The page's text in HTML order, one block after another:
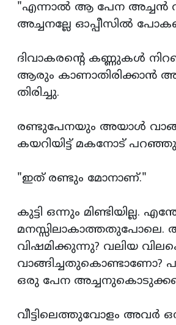
"എന്നാല്‍ ആ പേന അച്ചന്‍
അച്ചനല്ലേ ഓപ്പീസില്‍
ദിവാകരന്‍റെ കണ്ണുകള്‍
ആരും കാണാതിരിക്കാന്‍
തിരിച്ചു.
രണ്ടുപേനയും അയാള്‍
കയറിയിട്ട് മകനോട്
"ഇത് രണ്ടും മോനാണ്."
കുട്ടി ഒന്നും മിണ്ടിയില്ല.
മനസ്സിലാകാത്തതുപോലെ.
വിഷമിക്കുന്നു? വലിയ
വാങ്ങിച്ചതുകൊണ്ടാണോ?
ഒരു പേന
വീട്ടിലെത്തുവോളം അവര്‍